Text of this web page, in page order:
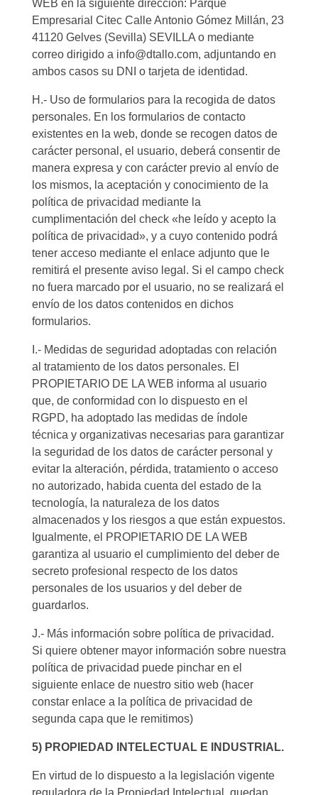
WEB en la siguiente dirección: Parque
Empresarial Citec Calle Antonio Gómez Millán, 23
41120 Gelves (Sevilla) SEVILLA o mediante
correo dirigido a info@dtallo.com, adjuntando en
ambos casos su DNI o tarjeta de identidad.
H.- Uso de formularios para la recogida de datos
personales. En los formularios de contacto
existentes en la web, donde se recogen datos de
carácter personal, el usuario, deberá consentir de
manera expresa y con carácter previo al envío de
los mismos, la aceptación y conocimiento de la
política de privacidad mediante la
cumplimentación del check «he leído y acepto la
política de privacidad», y a cuyo contenido podrá
tener acceso mediante el enlace adjunto que le
remitirá el presente aviso legal. Si el campo check
no fuera marcado por el usuario, no se realizará el
envío de los datos contenidos en dichos
formularios.
I.- Medidas de seguridad adoptadas con relación
al tratamiento de los datos personales. El
PROPIETARIO DE LA WEB informa al usuario
que, de conformidad con lo dispuesto en el
RGPD, ha adoptado las medidas de índole
técnica y organizativas necesarias para garantizar
la seguridad de los datos de carácter personal y
evitar la alteración, pérdida, tratamiento o acceso
no autorizado, habida cuenta del estado de la
tecnología, la naturaleza de los datos
almacenados y los riesgos a que están expuestos.
Igualmente, el PROPIETARIO DE LA WEB
garantiza al usuario el cumplimiento del deber de
secreto profesional respecto de los datos
personales de los usuarios y del deber de
guardarlos.
J.- Más información sobre política de privacidad.
Si quiere obtener mayor información sobre nuestra
política de privacidad puede pinchar en el
siguiente enlace de nuestro sitio web (hacer
constar enlace a la política de privacidad de
segunda capa que le remitimos)
5) PROPIEDAD INTELECTUAL E INDUSTRIAL.
En virtud de lo dispuesto a la legislación vigente
reguladora de la Propiedad Intelectual, quedan